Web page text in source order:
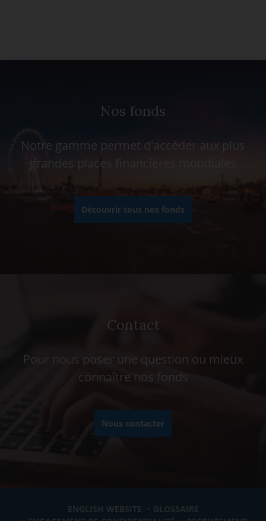
Nos fonds
Notre gamme permet d'accéder aux plus
grandes places financières mondiales
Découvrir tous nos fonds
Contact
Pour nous poser une question ou mieux
connaître nos fonds
Nous contacter
ENGLISH WEBSITE
GLOSSAIRE